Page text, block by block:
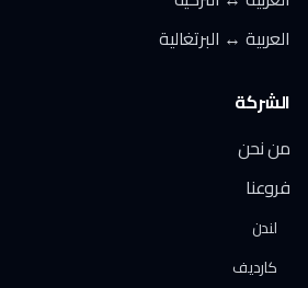
العربية ↔ البرتغالية
الشركة
من نحن
فروعنا
لندن
كارديف